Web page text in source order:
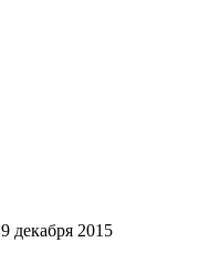
9 декабря 2015